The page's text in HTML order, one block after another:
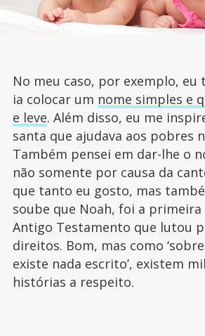
No meu caso, por exemplo, eu
ia colocar um nome simples e
e leve. Além disso, eu me
santa que ajudava aos pobres
Também pensei em dar-lhe o
não somente por causa da
que tanto eu gosto, mas
soube que Noah, foi a
Antigo Testamento que lutou
direitos. Bom, mas como
existe nada escrito’, existem
histórias a respeito.